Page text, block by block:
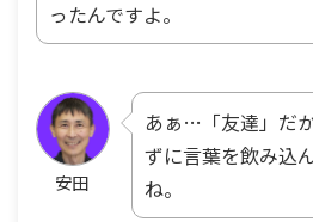
ったんですよ。
安田
あぁ…「友達」だ
ずに言葉を飲み込
ね。